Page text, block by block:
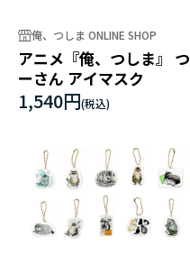
俺、つしま ONLINE SHOP
アニメ『俺、つしま』 つ
ーさん アイマスク
1,540円